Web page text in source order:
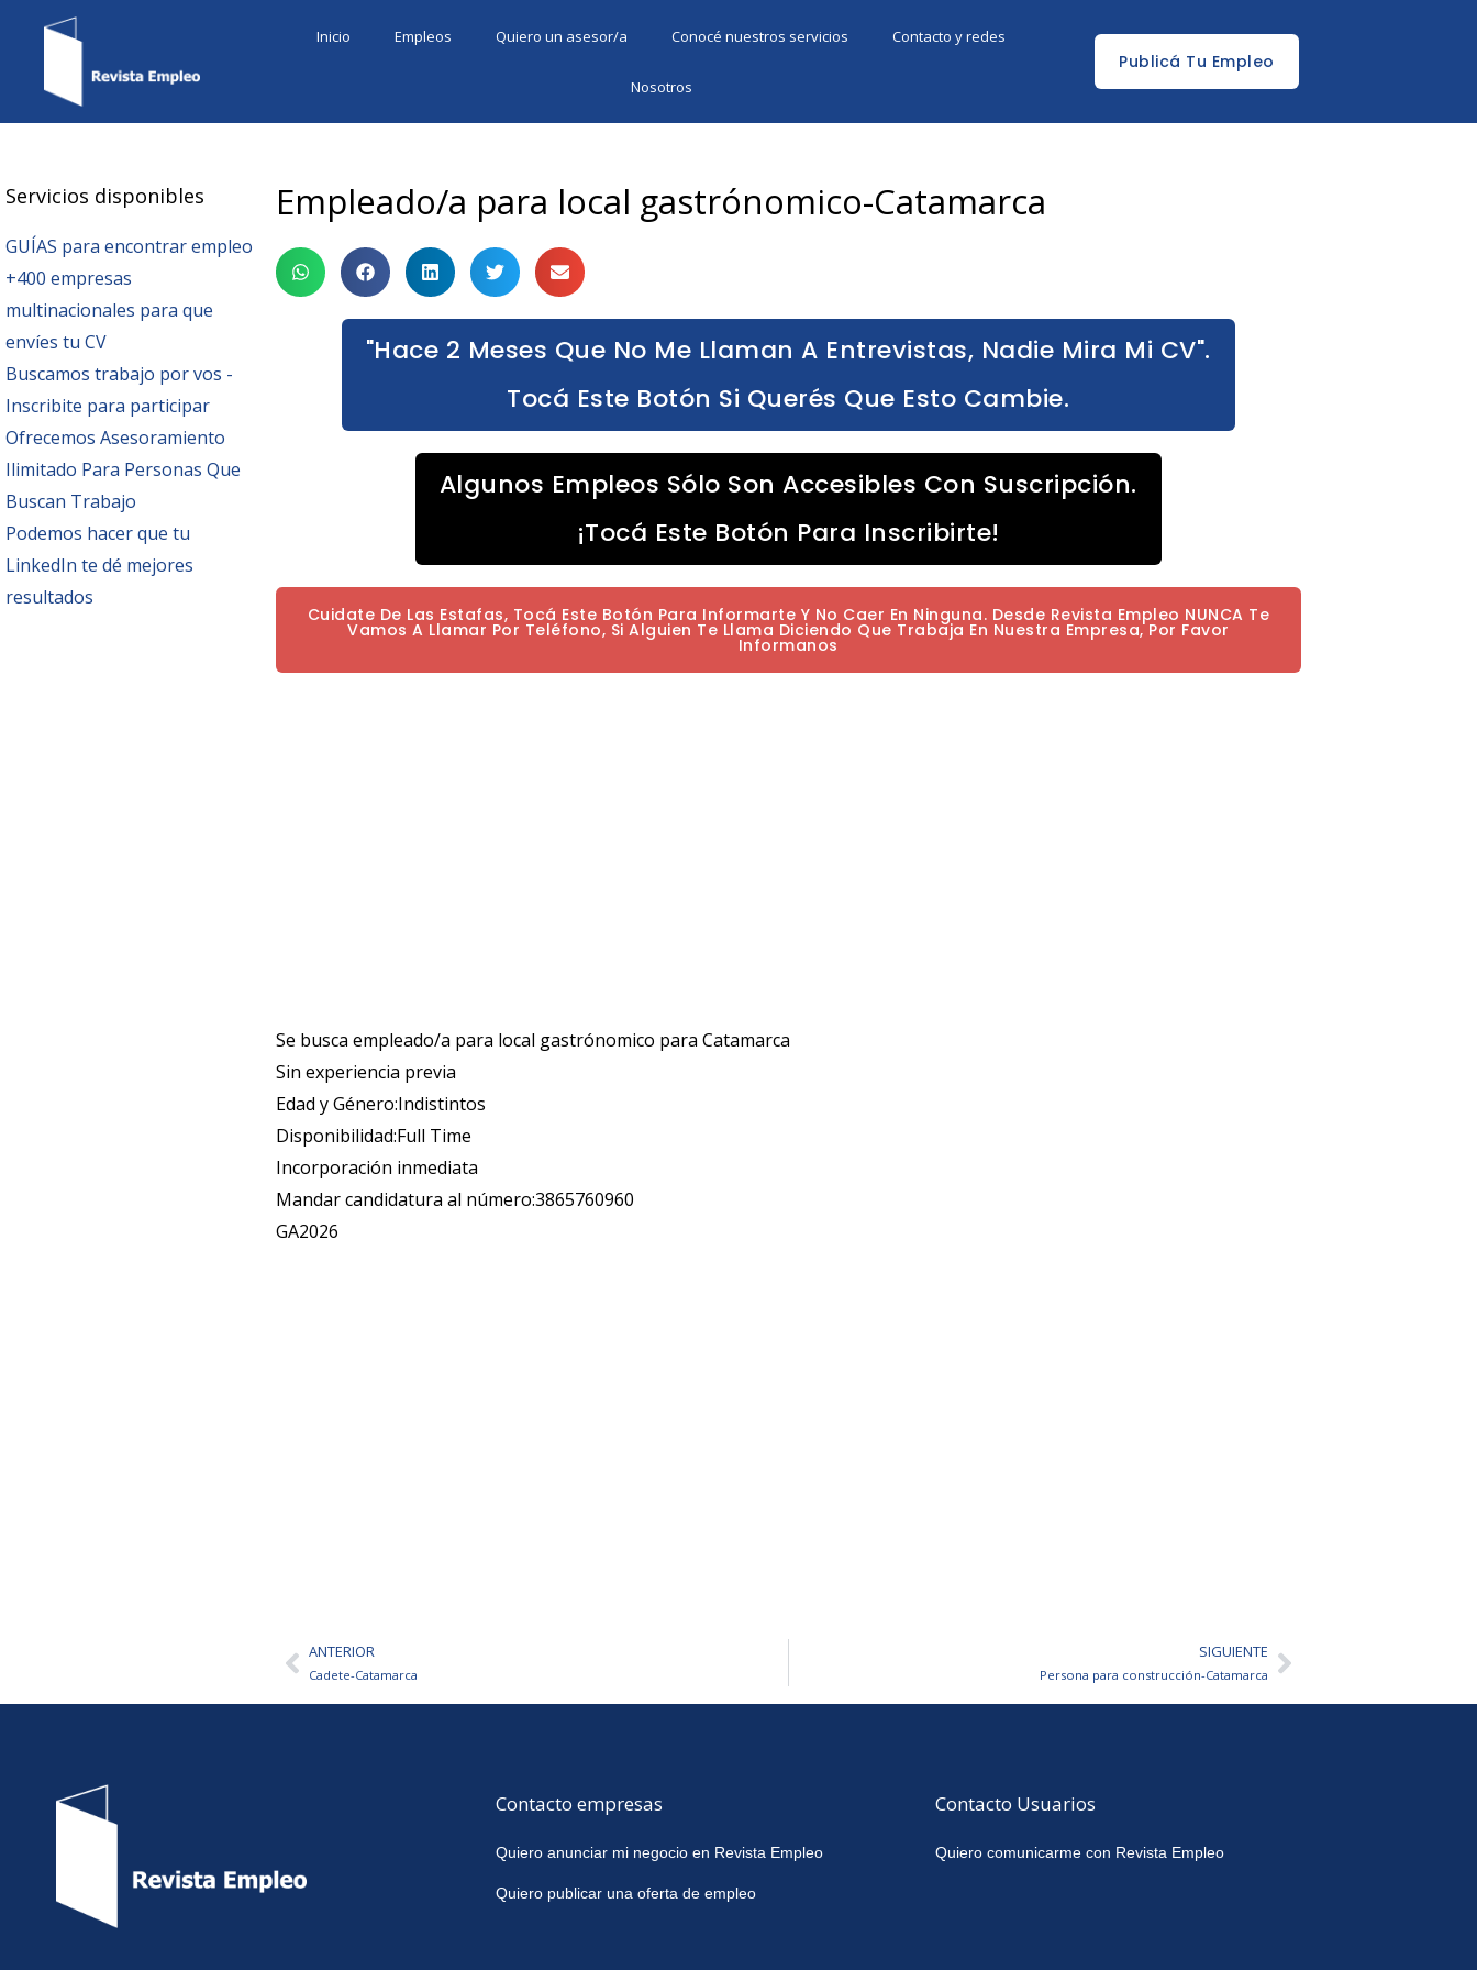
Inicio Empleos Quiero un asesor/a Conocé nuestros servicios Contacto y redes
Nosotros
Publicá Tu Empleo
Servicios disponibles
GUÍAS para encontrar empleo
+400 empresas
multinacionales para que
envíes tu CV
Buscamos trabajo por vos -
Inscribite para participar
Ofrecemos Asesoramiento
Ilimitado Para Personas Que
Buscan Trabajo
Podemos hacer que tu
LinkedIn te dé mejores
resultados
Empleado/a para local gastrónomico-Catamarca
"Hace 2 Meses Que No Me Llaman A Entrevistas, Nadie Mira Mi CV".
Tocá Este Botón Si Querés Que Esto Cambie.
Algunos Empleos Sólo Son Accesibles Con Suscripción.
¡Tocá Este Botón Para Inscribirte!
Cuidate De Las Estafas, Tocá Este Botón Para Informarte Y No Caer En Ninguna. Desde Revista Empleo NUNCA Te
Vamos A Llamar Por Teléfono, Si Alguien Te Llama Diciendo Que Trabaja En Nuestra Empresa, Por Favor
Informanos
Se busca empleado/a para local gastrónomico para Catamarca
Sin experiencia previa
Edad y Género:Indistintos
Disponibilidad:Full Time
Incorporación inmediata
Mandar candidatura al número:3865760960
GA2026
AntANTERIOR
Cadete-Catamarca
SIGUIENTE
Persona para construcción-CatamarcaSiguiente
Contacto empresas
Quiero anunciar mi negocio en Revista Empleo
Quiero publicar una oferta de empleo
Contacto Usuarios
Quiero comunicarme con Revista Empleo